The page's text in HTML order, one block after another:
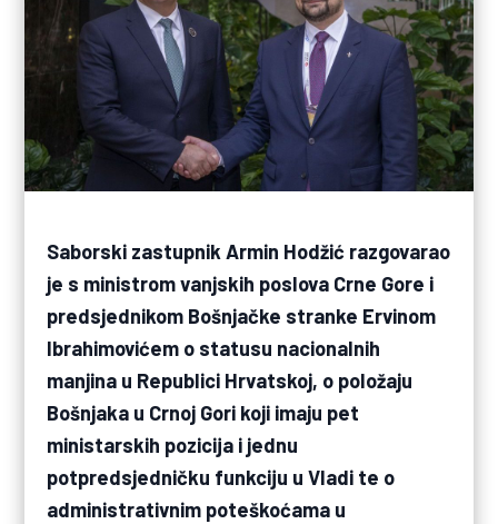
Saborski zastupnik Armin Hodžić razgovarao
je s ministrom vanjskih poslova Crne Gore i
predsjednikom Bošnjačke stranke Ervinom
Ibrahimovićem o statusu nacionalnih
manjina u Republici Hrvatskoj, o položaju
Bošnjaka u Crnoj Gori koji imaju pet
ministarskih pozicija i jednu
potpredsjedničku funkciju u Vladi te o
administrativnim poteškoćama u